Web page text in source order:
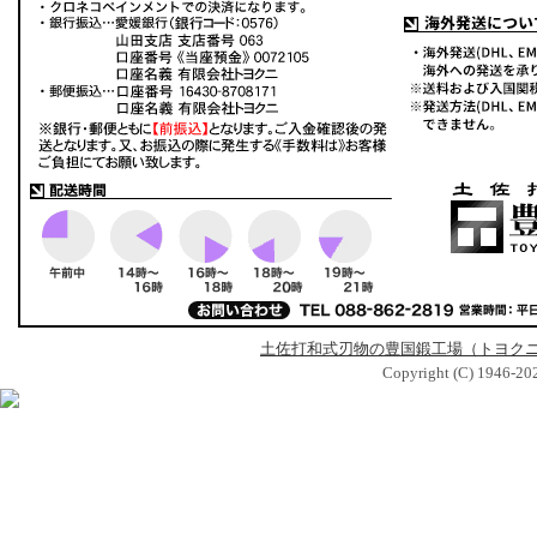
土佐打和式刃物の豊国鍛工場（トヨク
Copyright (C) 1946-